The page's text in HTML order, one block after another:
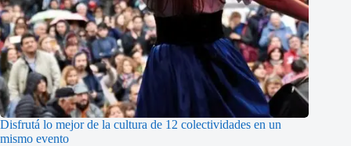
Disfrutá lo mejor de la cultura de 12 colectividades en un
mismo evento